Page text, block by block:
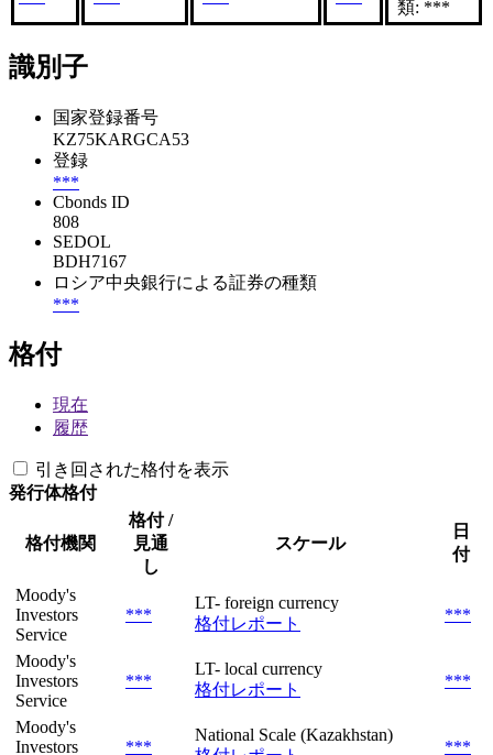
類: ***
識別子
国家登録番号
KZ75KARGCA53
登録
***
Cbonds ID
808
SEDOL
BDH7167
ロシア中央銀行による証券の種類
***
格付
現在
履歴
引き回された格付を表示
発行体格付
格付機関
格付 /
見通
し
スケール
日
付
Moody's
Investors
Service
***
LT- foreign currency
格付レポート
***
Moody's
Investors
Service
***
LT- local currency
格付レポート
***
Moody's
Investors
***
National Scale (Kazakhstan)
***